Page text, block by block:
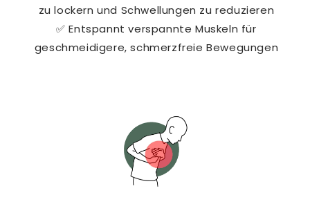
zu lockern und Schwellungen zu reduzieren
✅ Entspannt verspannte Muskeln für
geschmeidigere, schmerzfreie Bewegungen